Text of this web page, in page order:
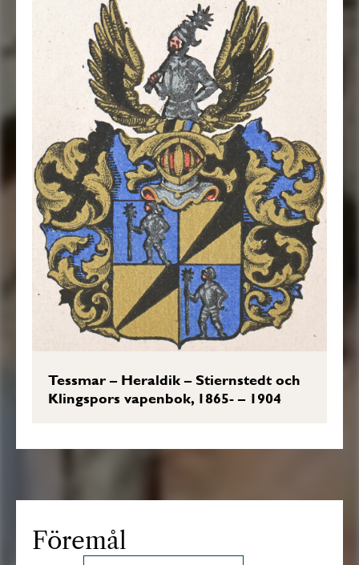
Tessmar – Heraldik – Stiernstedt och
Klingspors vapenbok, 1865- – 1904
Föremål